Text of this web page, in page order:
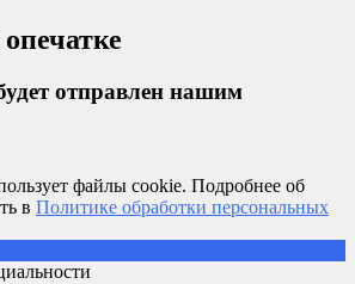
отправлен нашим
файлы cookie. Подробнее об
в Политике обработки персональных